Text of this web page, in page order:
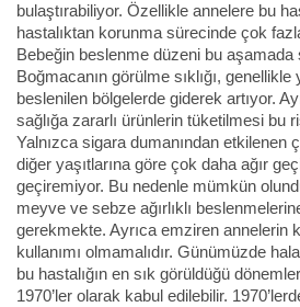
bulaştırabiliyor. Özellikle annelere bu
hastalıktan korunma sürecinde çok
Bebeğin beslenme düzeni bu aşamada
Boğmacanın görülme sıklığı,
beslenilen bölgelerde giderek artıyor.
sağlığa zararlı ürünlerin tüketilmesi bu
Yalnızca sigara dumanından etkilenen
diğer yaşıtlarına göre çok daha ağır
geçiremiyor. Bu nedenle mümkün
meyve ve sebze ağırlıklı
gerekmekte. Ayrıca emziren annelerin
kullanımı olmamalıdır. Günümüzde
bu hastalığın en sık görüldüğü
1970’ler olarak kabul edilebilir.